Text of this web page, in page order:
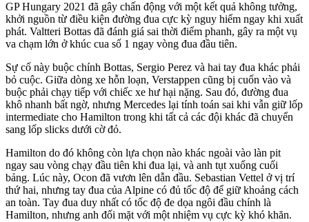
GP Hungary 2021 đã gây chấn động với một kết quả không tưởng,
khởi nguồn từ điều kiện đường đua cực kỳ nguy hiểm ngay khi xuất
phát. Valtteri Bottas đã đánh giá sai thời điểm phanh, gây ra một vụ
va chạm lớn ở khúc cua số 1 ngay vòng đua đầu tiên.
Sự cố này buộc chính Bottas, Sergio Perez và hai tay đua khác phải
bỏ cuộc. Giữa dòng xe hỗn loạn, Verstappen cũng bị cuốn vào và
buộc phải chạy tiếp với chiếc xe hư hại nặng. Sau đó, đường đua
khô nhanh bất ngờ, nhưng Mercedes lại tính toán sai khi vẫn giữ lốp
intermediate cho Hamilton trong khi tất cả các đội khác đã chuyển
sang lốp slicks dưới cờ đỏ.
Hamilton do đó không còn lựa chọn nào khác ngoài vào làn pit
ngay sau vòng chạy đầu tiên khi đua lại, và anh tụt xuống cuối
bảng. Lúc này, Ocon đã vươn lên dẫn đầu. Sebastian Vettel ở vị trí
thứ hai, nhưng tay đua của Alpine có đủ tốc độ để giữ khoảng cách
an toàn. Tay đua duy nhất có tốc độ đe dọa ngôi đầu chính là
Hamilton, nhưng anh đối mặt với một nhiệm vụ cực kỳ khó khăn.